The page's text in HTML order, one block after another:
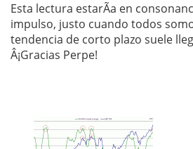
Esta lectura estarÃ­a en
impulso, justo cuando todos
tendencia de corto plazo suele
Â¡Gracias Perpe!